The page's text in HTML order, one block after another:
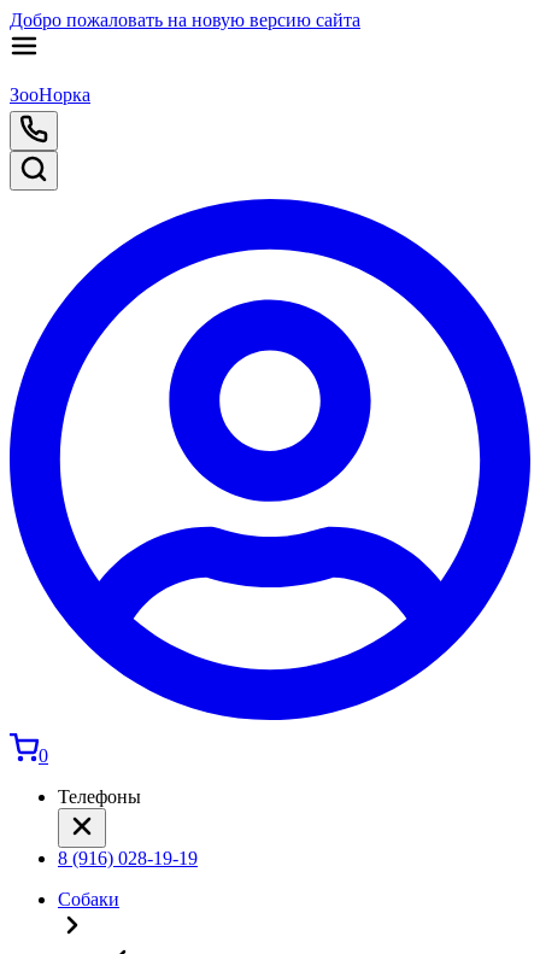
Добро пожаловать на новую версию сайта
ЗооНорка
0
Телефоны
8 (916) 028-19-19
Собаки